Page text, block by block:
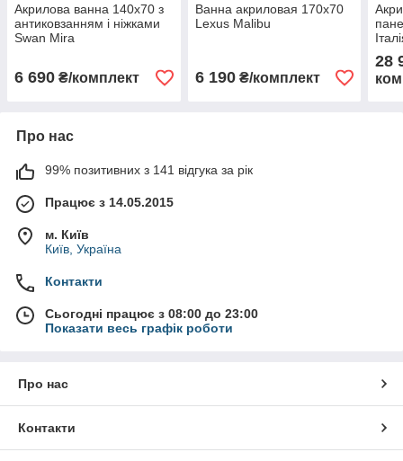
Акрилова ванна 140х70 з
антиковзанням і ніжками
Swan Mira
6 690 ₴/комплект
Ванна акриловая 170x70
Lexus Malibu
6 190₴/комплект
28
Про нас
99% позитивних з 141 відгука за рік
Працює з 14.05.2015
м. Київ
Київ, Україна
Контакти
Сьогодні працює з 08:00 до 23:00
Показати весь графік роботи
Про нас
Контакти